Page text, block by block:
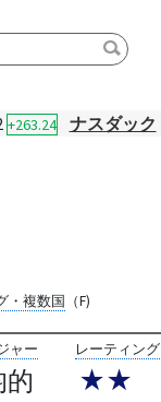
+263.24 ナスダック
・複数国 （F)
ャー
的
レーティング
★★